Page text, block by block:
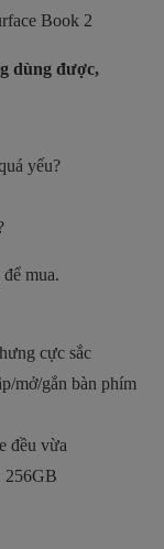
Book 2
dùng được,
yếu?
mua.
cực sắc
mở/gắn bàn phím
đều vừa
256GB